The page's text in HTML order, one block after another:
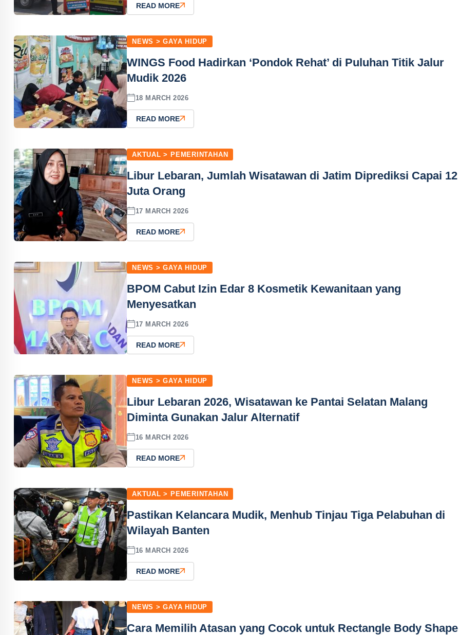
READ MORE
NEWS > GAYA HIDUP
WINGS Food Hadirkan ‘Pondok Rehat’ di Puluhan Titik Jalur
Mudik 2026
18 MARCH 2026
READ MORE
AKTUAL > PEMERINTAHAN
Libur Lebaran, Jumlah Wisatawan di Jatim Diprediksi Capai 12
Juta Orang
17 MARCH 2026
READ MORE
NEWS > GAYA HIDUP
BPOM Cabut Izin Edar 8 Kosmetik Kewanitaan yang
Menyesatkan
17 MARCH 2026
READ MORE
NEWS > GAYA HIDUP
Libur Lebaran 2026, Wisatawan ke Pantai Selatan Malang
Diminta Gunakan Jalur Alternatif
16 MARCH 2026
READ MORE
AKTUAL > PEMERINTAHAN
Pastikan Kelancara Mudik, Menhub Tinjau Tiga Pelabuhan di
Wilayah Banten
16 MARCH 2026
READ MORE
NEWS > GAYA HIDUP
Cara Memilih Atasan yang Cocok untuk Rectangle Body Shape